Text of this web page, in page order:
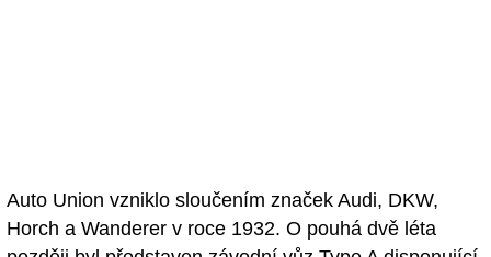
Auto Union vzniklo sloučením značek Audi, DKW,
Horch a Wanderer v roce 1932. O pouhá dvě léta